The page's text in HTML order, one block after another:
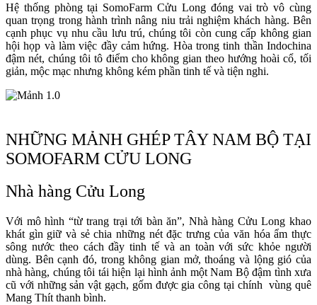
Hệ thống phòng tại SomoFarm Cửu Long đóng vai trò vô cùng
quan trọng trong hành trình nâng niu trải nghiệm khách hàng. Bên
cạnh phục vụ nhu cầu lưu trú, chúng tôi còn cung cấp không gian
hội họp và làm việc đầy cảm hứng. Hòa trong tinh thần Indochina
đậm nét, chúng tôi tô điểm cho không gian theo hướng hoài cổ, tối
giản, mộc mạc nhưng không kém phần tinh tế và tiện nghi.
NHỮNG MẢNH GHÉP TÂY NAM BỘ TẠI
SOMOFARM CỬU LONG
Nhà hàng Cửu Long
Với mô hình “từ trang trại tới bàn ăn”, Nhà hàng Cửu Long khao
khát gìn giữ và sẻ chia những nét đặc trưng của văn hóa ẩm thực
sông nước theo cách đầy tinh tế và an toàn với sức khỏe người
dùng. Bên cạnh đó, trong không gian mở, thoáng và lộng gió của
nhà hàng, chúng tôi tái hiện lại hình ảnh một Nam Bộ đậm tình xưa
cũ với những sản vật gạch, gốm được gia công tại chính vùng quê
Mang Thít thanh bình.